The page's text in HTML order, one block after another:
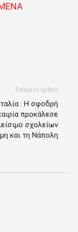
Επόμενο άρθρο
: Η σφοδρή
προκάλεσε
σχολείων
και τη Νάπολη